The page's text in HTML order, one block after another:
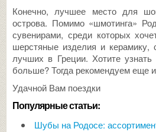
Конечно, лучшее место для
острова. Помимо «шмотинга»
сувенирами, среди которых
шерстяные изделия и
лучших в Греции. Хотите узнать
больше? Тогда рекомендуем еще и
Удачной Вам поездки
Популярные статьи:
Шубы на Родосе: